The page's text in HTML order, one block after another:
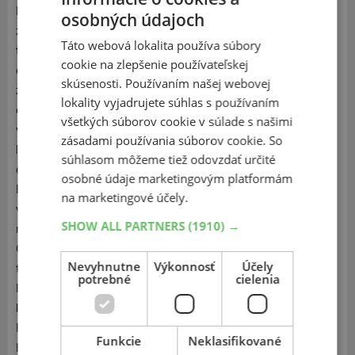
FlexClimate sú vyvinuté špeciálne pre elektromobily, ale
zároveň kombinujú to najlepšie z oboch svetov. Zvýšená
tuhosť pneumatiky je kľúčom k únosu vyššej hmotnosti
elektromobilov. Technológia Grip Boost zvyšuje tuhosť v
zákrutách, čo prispieva k lepšej ovládateľnosti
elektromobilov. SUV Hankook Vantra FlexClimate využíva
výstužný nárazník s prímesou moderných vlákien Aramid,
ktorý zlepšuje jazdné vlastnosti a pomáha udržiavať
optimálny tvar pneumatiky pri vysokých rýchlostiach.
Pneumatiky Hankook Vantra FlexClimate dosahujú najvyššiu
výkonnostnú triedu LRR vďaka technológii Opti Cure, ktorá
rovnomerne zlepšuje všetky časti pneumatiky.
Optimalizáciou kontaktnej konštrukcie pomocou
technológie rovnomerného zaoblenia dosahujú pneumatiky
Hankook Vantra FlexClimate rovnomerný kontaktný tlak,
ktorý predlžuje ich životnosť a znižuje frekvenciu výmeny.
Použitím materiálu pohlcujúceho hluk znižujú pneumatiky
Hankook Vantra FlexClimate vnútorný hluk až o 6 dBA. Vzor
osobných údajoch
Táto webová lokalita používa súbory
cookie na zlepšenie používateľskej
skúsenosti. Používaním našej webovej
lokality vyjadrujete súhlas s používaním
všetkých súborov cookie v súlade s našimi
zásadami používania súborov cookie. So
súhlasom môžeme tiež odovzdať určité
osobné údaje marketingovým platformám
na marketingové účely.
SHOW ALL PARTNERS(1910) →
Nevyhnutne
potrebné
Výkonnosť
Účely
cielenia
Funkcie Neklasifikované